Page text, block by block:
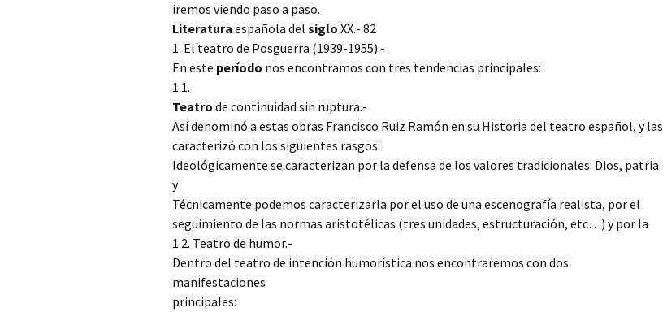
iremos viendo paso a paso.
Literatura española del siglo XX.- 82
1. El teatro de Posguerra (1939-1955).-
En este período nos encontramos con tres tendencias principales:
1.1.
Teatro de continuidad sin ruptura.-
Así denominó a estas obras Francisco Ruiz Ramón en su Historia del teatro español, y las
caracterizó con los siguientes rasgos:
Ideológicamente se caracterizan por la defensa de los valores tradicionales: Dios, patria
y
Técnicamente podemos caracterizarla por el uso de una escenografía realista, por el
seguimiento de las normas aristotélicas (tres unidades, estructuración, etc…) y por la
1.2. Teatro de humor.-
Dentro del teatro de intención humorística nos encontraremos con dos
manifestaciones
principales: